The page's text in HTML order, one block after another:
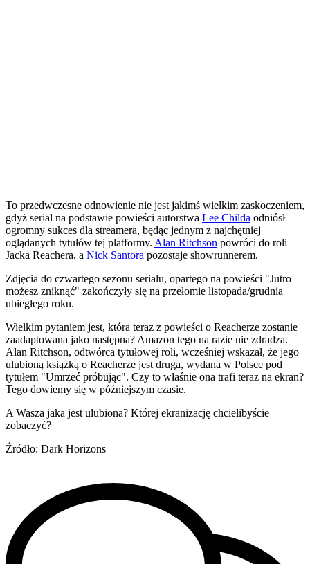
To przedwczesne odnowienie nie jest jakimś wielkim zaskoczeniem,
gdyż serial na podstawie powieści autorstwa Lee Childa odniósł
ogromny sukces dla streamera, będąc jednym z najchętniej
oglądanych tytułów tej platformy. Alan Ritchson powróci do roli
Jacka Reachera, a Nick Santora pozostaje showrunnerem.
Zdjęcia do czwartego sezonu serialu, opartego na powieści "Jutro
możesz zniknąć" zakończyły się na przełomie listopada/grudnia
ubiegłego roku.
Wielkim pytaniem jest, która teraz z powieści o Reacherze zostanie
zaadaptowana jako następna? Amazon tego na razie nie zdradza.
Alan Ritchson, odtwórca tytułowej roli, wcześniej wskazał, że jego
ulubioną książką o Reacherze jest druga, wydana w Polsce pod
tytułem "Umrzeć próbując". Czy to właśnie ona trafi teraz na ekran?
Tego dowiemy się w późniejszym czasie.
A Wasza jaka jest ulubiona? Której ekranizację chcielibyście
zobaczyć?
Źródło: Dark Horizons